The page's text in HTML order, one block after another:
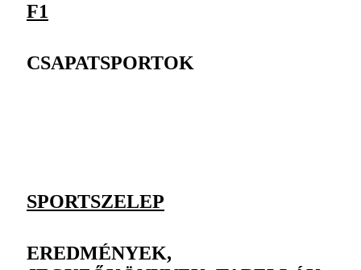
F1
CSAPATSPORTOK
SPORTSZELEP
EREDMÉNYEK,